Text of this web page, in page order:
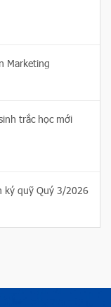
Marketing
trắc học mới
ký quỹ Quý 3/2026